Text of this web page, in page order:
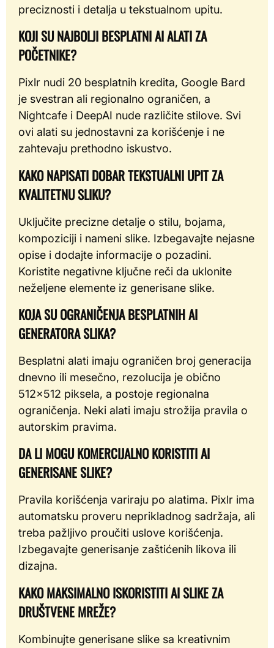
preciznosti i detalja u tekstualnom upitu.
KOJI SU NAJBOLJI BESPLATNI AI ALATI ZA
POČETNIKE?
Pixlr nudi 20 besplatnih kredita, Google Bard
je svestran ali regionalno ograničen, a
Nightcafe i DeepAI nude različite stilove. Svi
ovi alati su jednostavni za korišćenje i ne
zahtevaju prethodno iskustvo.
KAKO NAPISATI DOBAR TEKSTUALNI UPIT ZA
KVALITETNU SLIKU?
Uključite precizne detalje o stilu, bojama,
kompoziciji i nameni slike. Izbegavajte nejasne
opise i dodajte informacije o pozadini.
Koristite negativne ključne reči da uklonite
neželjene elemente iz generisane slike.
KOJA SU OGRANIČENJA BESPLATNIH AI
GENERATORA SLIKA?
Besplatni alati imaju ograničen broj generacija
dnevno ili mesečno, rezolucija je obično
512×512 piksela, a postoje regionalna
ograničenja. Neki alati imaju strožija pravila o
autorskim pravima.
DA LI MOGU KOMERCIJALNO KORISTITI AI
GENERISANE SLIKE?
Pravila korišćenja variraju po alatima. Pixlr ima
automatsku proveru neprikladnog sadržaja, ali
treba pažljivo proučiti uslove korišćenja.
Izbegavajte generisanje zaštićenih likova ili
dizajna.
KAKO MAKSIMALNO ISKORISTITI AI SLIKE ZA
DRUŠTVENE MREŽE?
Kombinujte generisane slike sa kreativnim